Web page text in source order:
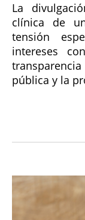
La
clínica de
tensión
intereses
pública y la